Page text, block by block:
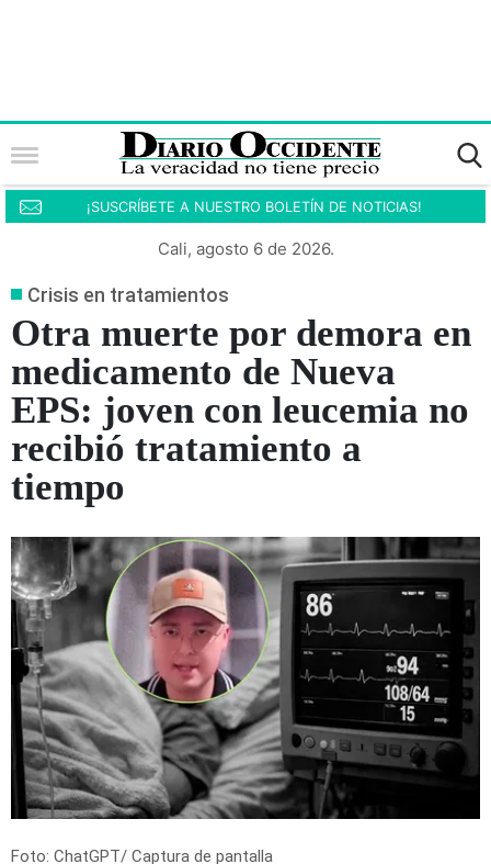
¡SUSCRÍBETE A NUESTRO BOLETÍN DE NOTICIAS!
Cali, agosto 6 de 2026.
Crisis en tratamientos
Otra muerte por demora en
medicamento de Nueva
EPS: joven con leucemia no
recibió tratamiento a
tiempo
Foto: ChatGPT/ Captura de pantalla